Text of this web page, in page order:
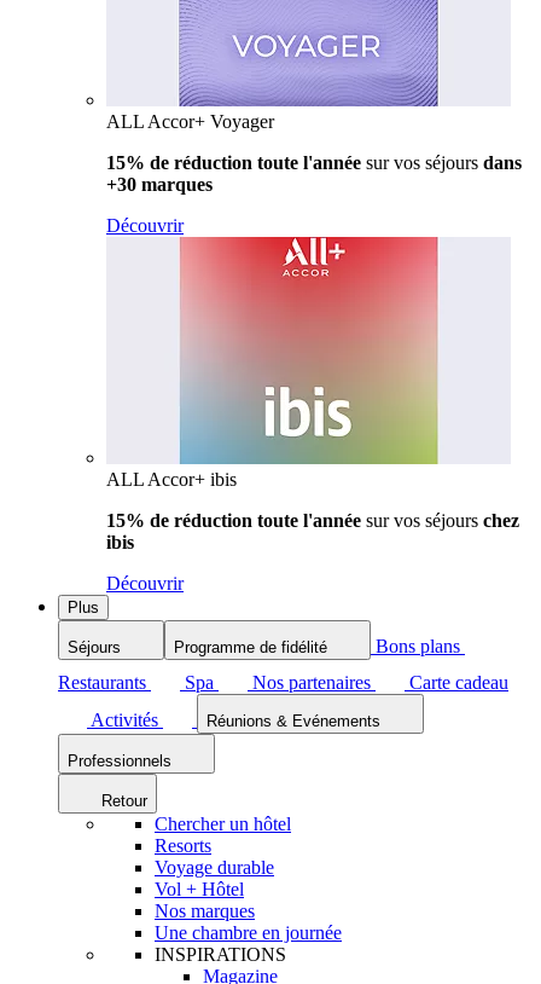
ALL Accor+ Voyager
15% de réduction toute l'année sur vos séjours dans
+30 marques
Découvrir
ALL Accor+ ibis
15% de réduction toute l'année sur vos séjours chez
ibis
Découvrir
Plus
Séjours Programme de fidélité
Bons plans
Restaurants
Spa Nos partenaires
Carte cadeau
Activités
Réunions & Evénements
Professionnels
Retour
Chercher un hôtel
Resorts
Voyage durable
Vol + Hôtel
Nos marques
Une chambre en journée
INSPIRATIONS
Magazine